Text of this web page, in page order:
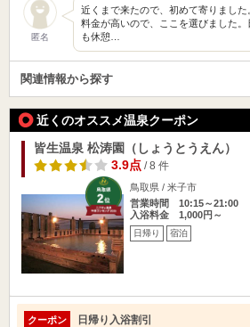
匿名
近くまで来たので、初めて寄りまし
料金が高いので、ここを選びました
も休憩…
関連情報から探す
近くのオススメ温泉クーポン
皆生温泉 松涛園（しょうとうえん）
3.9点/ 8 件
鳥取県 / 米子市
営業時間 10:15～21:00
入浴料金 1,000円～
日帰り 宿泊
クーポン 日帰り入浴割引